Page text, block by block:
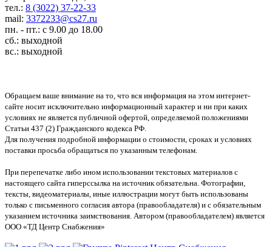
тел.: 8 (3022) 37-22-33
mail: 3372233@cs27.ru
пн. - пт.: с 9.00 до 18.00
сб.: выходной
вс.: выходной
Обращаем ваше внимание на то, что вся информация на этом интернет-
сайте носит исключительно информационный характер и ни при каких
условиях не является публичной офертой, определяемой положениями
Статьи 437 (2) Гражданского кодекса РФ.
Для получения подробной информации о стоимости, сроках и условиях
поставки просьба обращаться по указанным телефонам.
При перепечатке либо ином использовании текстовых материалов с
настоящего сайта гиперссылка на источник обязательна. Фотографии,
тексты, видеоматериалы, иные иллюстрации могут быть использованы
только с письменного согласия автора (правообладателя) и с обязательным
указанием источника заимствования. Автором (правообладателем) является
ООО «ТД Центр Снабжения»